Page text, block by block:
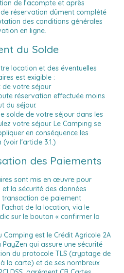
de l’acompte et après
réservation dûment complété
des conditions générales
en ligne.
du Solde
location et des éventuelles
est exigible :
votre séjour
réservation effectuée moins
du séjour.
solde de votre séjour dans les
votre séjour. Le Camping se
en conséquence les
(voir l'article 3.1.)
des Paiements
sont mis en œuvre pour
la sécurité des données
transaction de paiement
de la location, via le
sur le bouton « confirmer la
est le Crédit Agricole 2A
qui assure une sécurité
du protocole TLS (cryptage de
la carte) et de ses nombreux